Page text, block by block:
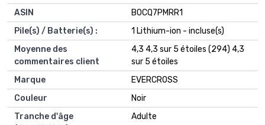
ASIN
‎B0CQ7PMRR1
Pile(s) / Batterie(s) :
1 Lithium-ion - incluse(s)
Moyenne des
commentaires client
4,3 4,3 sur 5 étoiles (294) 4,3
sur 5 étoiles
Marque
EVERCROSS
Couleur
Noir
Tranche d'âge
Adulte